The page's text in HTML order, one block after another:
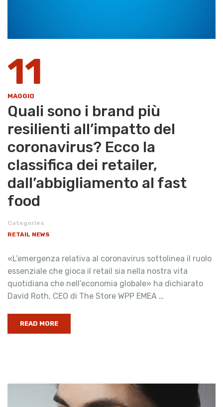
11
MAGGIO
Quali sono i brand più
resilienti all’impatto del
coronavirus? Ecco la
classifica dei retailer,
dall’abbigliamento al fast
food
Categories
RETAIL NEWS
«L’emergenza relativa al coronavirus sottolinea il ruolo
essenziale che gioca il retail sia nella nostra vita
quotidiana che nell’economia globale» ha dichiarato
David Roth, CEO di The Store WPP EMEA …
READ MORE